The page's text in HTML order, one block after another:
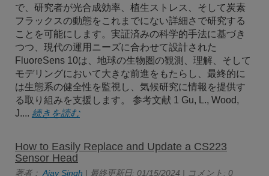
で、研究者が光合成効率、植生ストレス、そして炭素
フラックスの動態をこれまでにない詳細さで研究する
ことを可能にします。実証済みの科学的手法に基づき
つつ、現代の運用ニーズに合わせて設計された
FluoreSens 10は、地球の生物圏の観測、理解、そして
モデリングにおいて大きな前進をもたらし、最終的に
は生態系の健全性を監視し、気候研究に情報を提供す
る取り組みを支援します。 参考文献 1 Gu, L., Wood,
J.... 続きを読む
How to Easily Replace and Update a CS223
Sensor Head
著者： Ajay Singh | 最終更新日: 01/15/2024 | コメント: 0